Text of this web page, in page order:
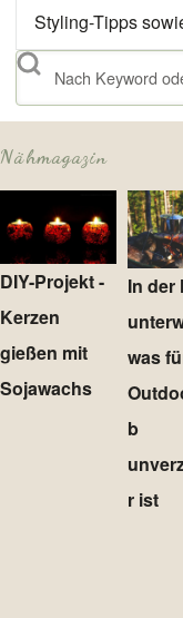
Styling-Tipps
Suche
Nähmagazin
DIY-Projekt -
Kerzen
gießen mit
Sojawachs
In der
was
b
r ist